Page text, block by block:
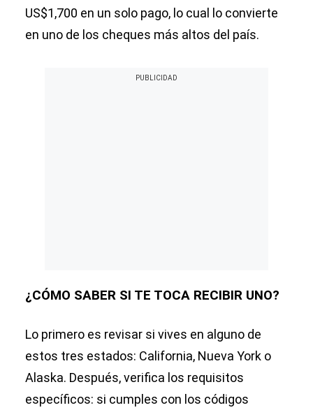
US$1,700 en un solo pago, lo cual lo convierte
en uno de los cheques más altos del país.
¿CÓMO SABER SI TE TOCA RECIBIR UNO?
Lo primero es revisar si vives en alguno de
estos tres estados: California, Nueva York o
Alaska. Después, verifica los requisitos
específicos: si cumples con los códigos